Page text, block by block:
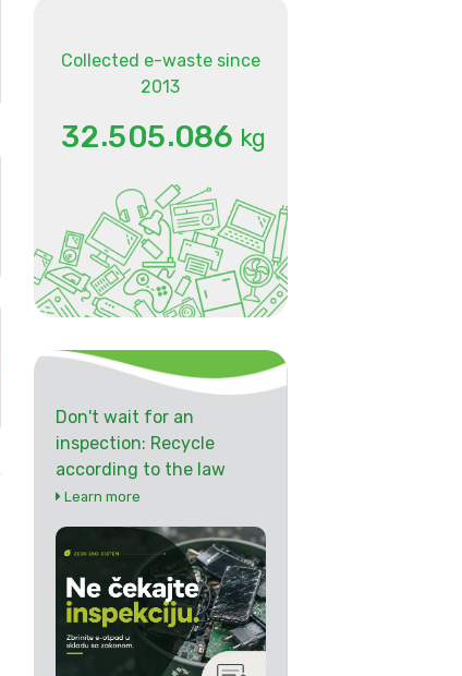
Collected e-waste since
2013
32.505.086 kg
Don't wait for an
inspection: Recycle
according to the law
Learn more